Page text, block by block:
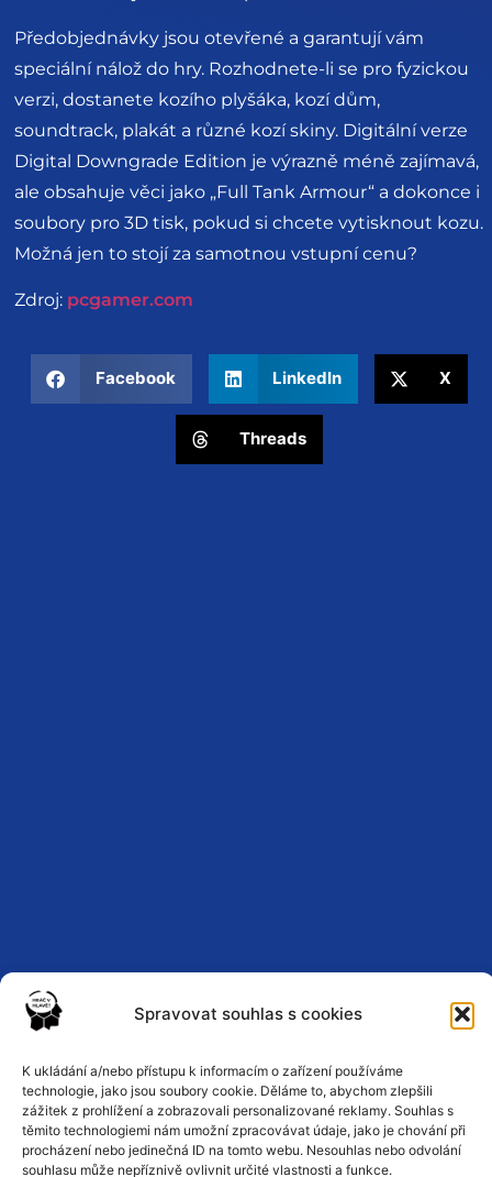
Spravovat souhlas s cookies
K ukládání a/nebo přístupu k informacím o zařízení používáme
technologie, jako jsou soubory cookie. Děláme to, abychom zlepšili
zážitek z prohlížení a zobrazovali personalizované reklamy. Souhlas s
těmito technologiemi nám umožní zpracovávat údaje, jako je chování při
procházení nebo jedinečná ID na tomto webu. Nesouhlas nebo odvolání
souhlasu může nepříznivě ovlivnit určité vlastnosti a funkce.
Předobjednávky jsou otevřené a garantují vám
speciální nálož do hry. Rozhodnete-li se pro fyzickou
verzi, dostanete kozího plyšáka, kozí dům,
soundtrack, plakát a různé kozí skiny. Digitální verze
Digital Downgrade Edition je výrazně méně zajímavá,
ale obsahuje věci jako „Full Tank Armour“ a dokonce i
soubory pro 3D tisk, pokud si chcete vytisknout kozu.
Možná jen to stojí za samotnou vstupní cenu?
Zdroj: pcgamer.com
Facebook LinkedIn X
Threads
Zásady ochrany osobních údajů
Podmínky a pravidla